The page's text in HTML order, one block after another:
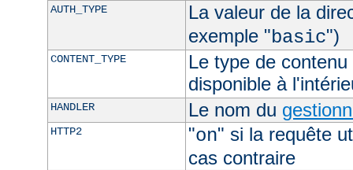
AUTH_TYPE
La valeur de la
exemple "basic")
CONTENT_TYPE
Le type de
disponible à
HANDLER Le nom du
HTTP2 "on" si la requête
cas contraire